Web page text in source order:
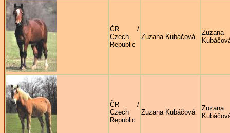
ČR /
Czech
Republic
Zuzana Kubáčová
Zuzana
ČR /
Czech
Republic
Zuzana Kubáčová
Zuzana